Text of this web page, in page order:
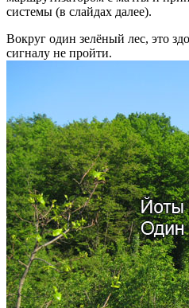
системы (в слайдах далее).
Вокруг один зелёный лес, это
сигналу не пройти.